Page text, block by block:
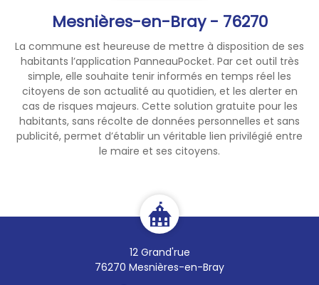
Mesnières-en-Bray - 76270
La commune est heureuse de mettre à disposition de ses
habitants l’application PanneauPocket. Par cet outil très
simple, elle souhaite tenir informés en temps réel les
citoyens de son actualité au quotidien, et les alerter en
cas de risques majeurs. Cette solution gratuite pour les
habitants, sans récolte de données personnelles et sans
publicité, permet d’établir un véritable lien privilégié entre
le maire et ses citoyens.
12 Grand'rue
76270 Mesnières-en-Bray